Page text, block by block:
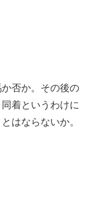
否か。その後の
着というわけに
はならないか。